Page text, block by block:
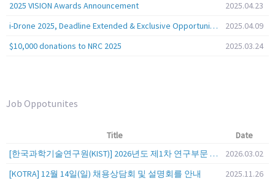
2025 VISION Awards Announcement
2025.04.23
i-Drone 2025, Deadline Extended & Exclusive Opportunity to Travel to Korea!
2025.04.09
$10,000 donations to NRC 2025
2025.03.24
Job Oppotunites
Title
Date
[한국과학기술연구원(KIST)] 2026년도 제1차 연구부문 공개채용 안내
2026.03.02
[KOTRA] 12월 14일(일) 채용상담회 및 설명회를 안내
2025.11.26